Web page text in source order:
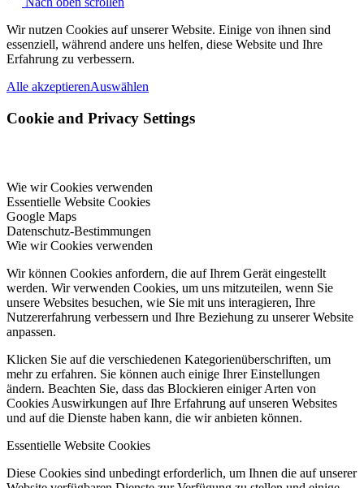
Wir nutzen Cookies auf unserer Website. Einige von ihnen sind
essenziell, während andere uns helfen, diese Website und Ihre
Erfahrung zu verbessern.
Alle akzeptierenAuswählen
Cookie and Privacy Settings
Wie wir Cookies verwenden
Essentielle Website Cookies
Google Maps
Datenschutz-Bestimmungen
Wie wir Cookies verwenden
Wir können Cookies anfordern, die auf Ihrem Gerät eingestellt
werden. Wir verwenden Cookies, um uns mitzuteilen, wenn Sie
unsere Websites besuchen, wie Sie mit uns interagieren, Ihre
Nutzererfahrung verbessern und Ihre Beziehung zu unserer Website
anpassen.
Klicken Sie auf die verschiedenen Kategorienüberschriften, um
mehr zu erfahren. Sie können auch einige Ihrer Einstellungen
ändern. Beachten Sie, dass das Blockieren einiger Arten von
Cookies Auswirkungen auf Ihre Erfahrung auf unseren Websites
und auf die Dienste haben kann, die wir anbieten können.
Essentielle Website Cookies
Diese Cookies sind unbedingt erforderlich, um Ihnen die auf unserer